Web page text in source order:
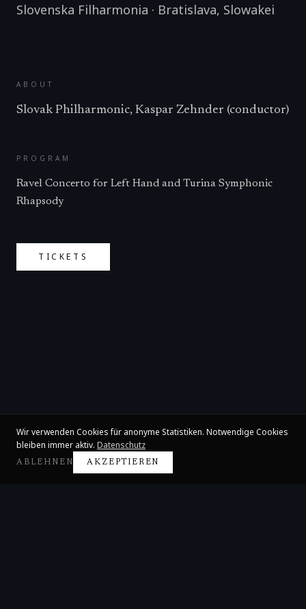
Slovenska Filharmonia · Bratislava, Slowakei
ABOUT
Slovak Philharmonic, Kaspar Zehnder (conductor)
PROGRAM
Ravel Concerto for Left Hand and Turina Symphonic
Rhapsody
TICKETS
Wir verwenden Cookies für anonyme Statistiken. Notwendige Cookies
bleiben immer aktiv. Datenschutz
ABLEHNEN AKZEPTIEREN